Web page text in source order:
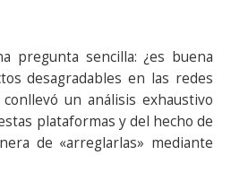
pregunta sencilla: ¿es buena
desagradables en las redes
un análisis exhaustivo
plataformas y del hecho de
de «arreglarlas» mediante